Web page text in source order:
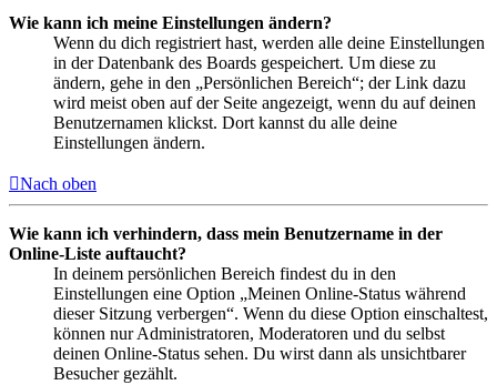
Wie kann ich meine Einstellungen ändern?
Wenn du dich registriert hast, werden alle deine Einstellungen
in der Datenbank des Boards gespeichert. Um diese zu
ändern, gehe in den „Persönlichen Bereich“; der Link dazu
wird meist oben auf der Seite angezeigt, wenn du auf deinen
Benutzernamen klickst. Dort kannst du alle deine
Einstellungen ändern.
Nach oben
Wie kann ich verhindern, dass mein Benutzername in der
Online-Liste auftaucht?
In deinem persönlichen Bereich findest du in den
Einstellungen eine Option „Meinen Online-Status während
dieser Sitzung verbergen“. Wenn du diese Option einschaltest,
können nur Administratoren, Moderatoren und du selbst
deinen Online-Status sehen. Du wirst dann als unsichtbarer
Besucher gezählt.